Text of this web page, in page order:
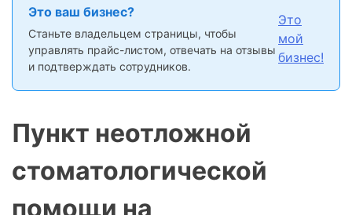
Это ваш бизнес?
Станьте владельцем страницы, чтобы
управлять прайс-листом, отвечать на отзывы
и подтверждать сотрудников.
Это
мой
бизнес!
Пункт неотложной
стоматологической
помощи на